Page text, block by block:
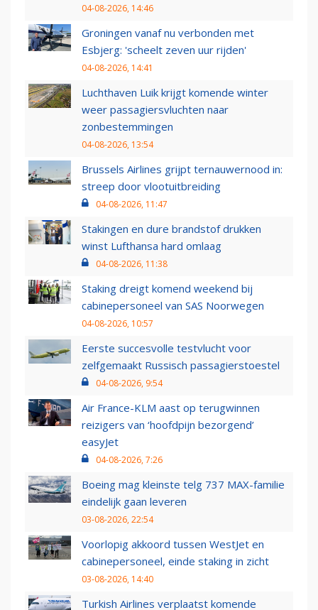
04-08-2026, 14:46
Groningen vanaf nu verbonden met
Esbjerg: 'scheelt zeven uur rijden'
04-08-2026, 14:41
Luchthaven Luik krijgt komende winter
weer passagiersvluchten naar
zonbestemmingen
04-08-2026, 13:54
Brussels Airlines grijpt ternauwernood in:
streep door vlootuitbreiding
04-08-2026, 11:47
Stakingen en dure brandstof drukken
winst Lufthansa hard omlaag
04-08-2026, 11:38
Staking dreigt komend weekend bij
cabinepersoneel van SAS Noorwegen
04-08-2026, 10:57
Eerste succesvolle testvlucht voor
zelfgemaakt Russisch passagierstoestel
04-08-2026, 9:54
Air France-KLM aast op terugwinnen
reizigers van ‘hoofdpijn bezorgend’
easyJet
04-08-2026, 7:26
Boeing mag kleinste telg 737 MAX-familie
eindelijk gaan leveren
03-08-2026, 22:54
Voorlopig akkoord tussen WestJet en
cabinepersoneel, einde staking in zicht
03-08-2026, 14:40
Turkish Airlines verplaatst komende